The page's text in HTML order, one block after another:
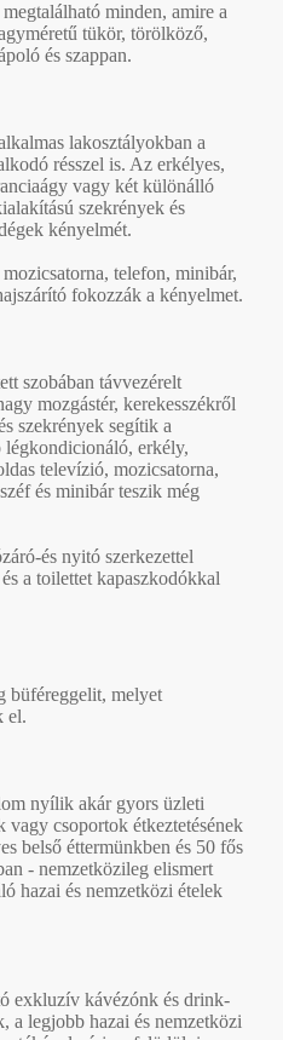
minden, amire a
tükör, törölköző,
és szappan.
lakosztályokban a
résszel is. Az erkélyes,
vagy két különálló
szekrények és
kényelmét.
telefon, minibár,
fokozzák a kényelmet.
szobában távvezérelt
mozgástér, kerekesszékről
szekrények segítik a
erkély,
televízió, mozicsatorna,
és minibár teszik még
és nyitó szerkezettel
a toilettet kapaszkodókkal
büféreggelit, melyet
el.
nyílik akár gyors üzleti
vagy csoportok étkeztetésének
belső éttermünkben és 50 fős
- nemzetközileg elismert
hazai és nemzetközi ételek
exkluzív kávézónk és drink-
a legjobb hazai és nemzetközi